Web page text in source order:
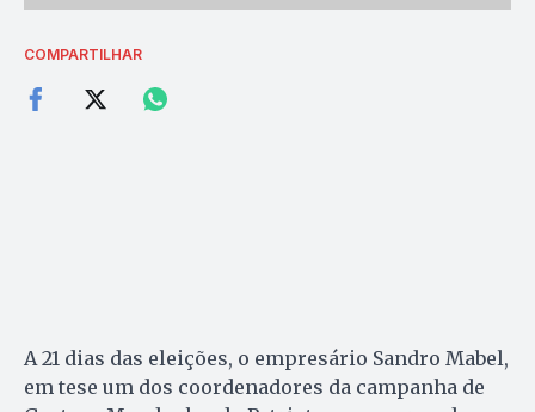
COMPARTILHAR
A 21 dias das eleições, o empresário Sandro Mabel,
em tese um dos coordenadores da campanha de